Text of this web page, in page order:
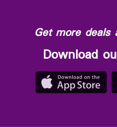
Get more deals
Download